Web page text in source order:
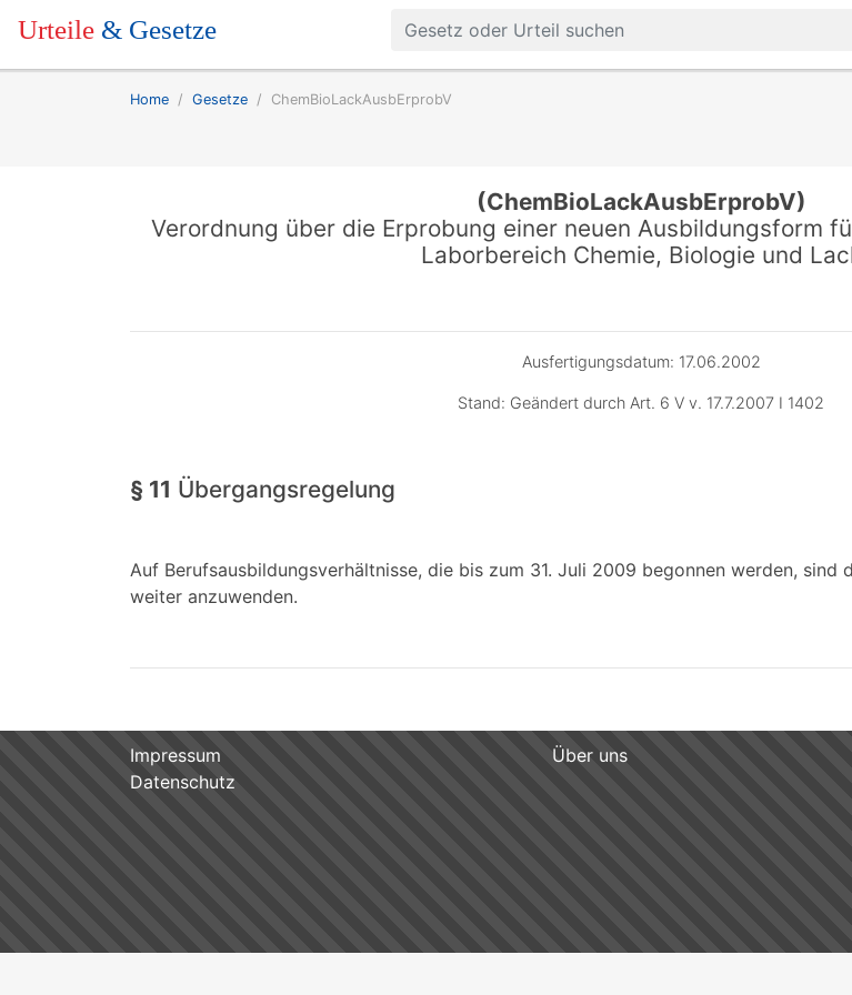
Urteile & Gesetze
Home Gesetze ChemBioLackAusbErprobV
(ChemBioLackAusbErprobV)
Verordnung über die Erprobung einer neuen Ausbildungsform
Laborbereich Chemie, Biologie und
Ausfertigungsdatum: 17.06.2002
Stand: Geändert durch Art. 6 V v. 17.7.2007 I 1402
§ 11 Übergangsregelung
Auf Berufsausbildungsverhältnisse, die bis zum 31. Juli 2009 begonnen werden, sind
weiter anzuwenden.
Impressum
Über uns
Datenschutz